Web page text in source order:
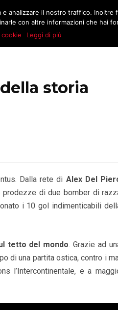
MARKT STORIE
storia
Dalla rete di Alex Del
prodezze di due bomber di
i 10 gol indimenticabili
tetto del mondo. Grazie ad
di una partita ostica, contro i
l’Intercontinentale, e a
analizzare il nostro traffico.
con altre informazioni che hai
Leggi di più